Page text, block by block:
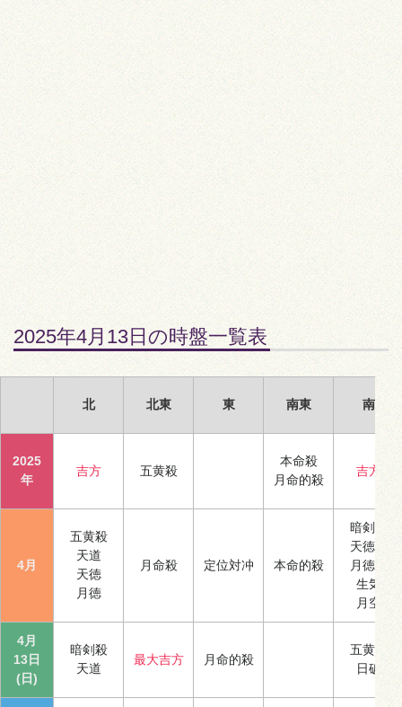
2025年4月13日の時盤一覧表
北 北東 東 南東 南
2025
年
吉方 五黄殺
本命殺
月命的殺
吉方
4月
五黄殺
天道
天徳
月徳
月命殺 定位対冲 本命的殺
暗剣殺
天徳合
月徳合
生気
月空
4月
13日
(日)
暗剣殺
天道
最大吉方 月命的殺
五黄殺
日破